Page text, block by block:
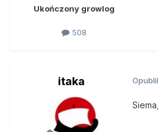
Ukończony growlog
508
itaka